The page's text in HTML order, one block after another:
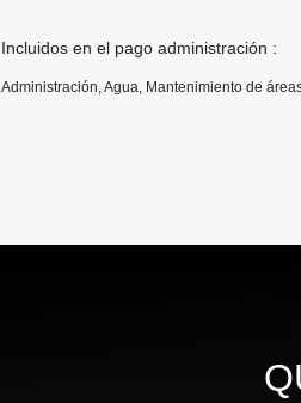
Incluidos en el pago administración :
Administración, Agua, Mantenimiento de